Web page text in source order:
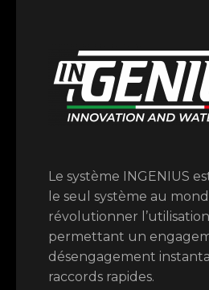
Le système INGENIUS
le seul système au
révolutionner l’utilisation
permettant un
désengagement
raccords rapides.
Switch The